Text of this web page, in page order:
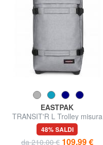
EASTPAK
TRANSIT'R L Trolley misura
grande
48% SALDI
da 210,00 € 109,99 €